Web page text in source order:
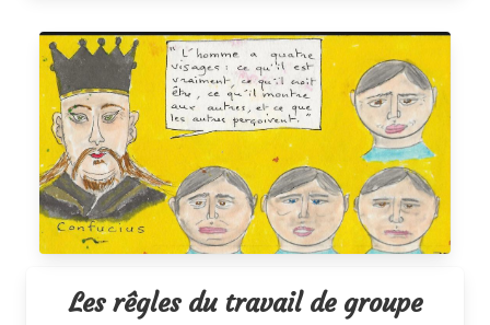
Les rêgles du travail de groupe